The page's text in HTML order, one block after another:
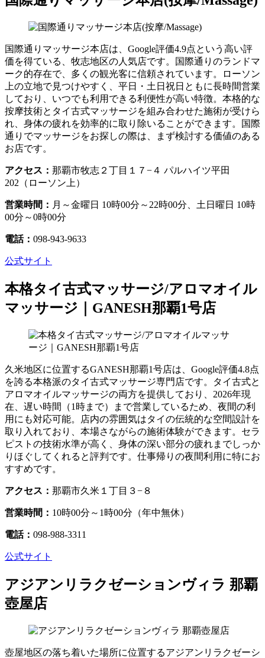
国際通りマッサージ本店は、Google評価4.9点という高い評
価を得ている、牧志地区の人気店です。国際通りのランドマ
ーク的存在で、多くの観光客に信頼されています。ローソン
上の立地で見つけやすく、平日・土日祝日ともに長時間営業
しており、いつでも利用できる利便性が高い特徴。本格的な
按摩技術とタイ古式マッサージを組み合わせた施術が受けら
れ、身体の疲れを効率的に取り除いることができます。国際
通りでマッサージをお探しの際は、まず検討する価値のある
お店です。
アクセス： 那覇市牧志２丁目１７−４ パルハイツ平田
202（ローソン上）
営業時間： 月～金曜日 10時00分～22時00分、土日曜日 10時
00分～0時00分
電話： 098-943-9633
公式サイト
本格タイ古式マッサージ/アロマオイル
マッサージ｜GANESH那覇1号店
久米地区に位置するGANESH那覇1号店は、Google評価4.8点
を誇る本格派のタイ古式マッサージ専門店です。タイ古式と
アロマオイルマッサージの両方を提供しており、2026年現
在、遅い時間（1時まで）まで営業しているため、夜間の利
用にも対応可能。店内の雰囲気はタイの伝統的な空間設計を
取り入れており、本場さながらの施術体験ができます。セラ
ピストの技術水準が高く、身体の深い部分の疲れまでしっか
りほぐしてくれると評判です。仕事帰りの夜間利用に特にお
すすめです。
アクセス： 那覇市久米１丁目３−８
営業時間： 10時00分～1時00分（年中無休）
電話： 098-988-3311
公式サイト
アジアンリラクゼーションヴィラ 那覇
壺屋店
壺屋地区の落ち着いた場所に位置するアジアンリラクゼーシ